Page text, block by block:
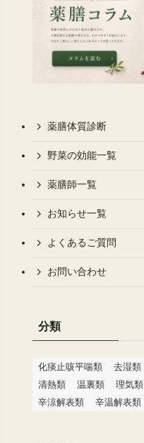
薬膳体質診断
野菜の効能一覧
薬膳師一覧
お知らせ一覧
よくあるご質問
お問い合わせ
分類
化痰止咳平喘類 去湿類
清熱類
温裏類 理気類
辛涼解表類
辛温解表類